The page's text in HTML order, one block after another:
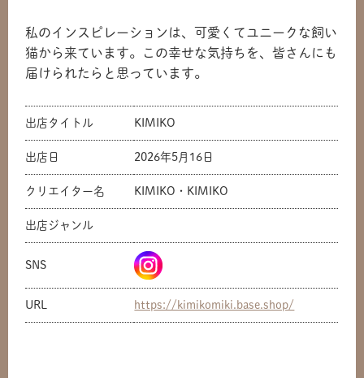
私のインスピレーションは、可愛くてユニークな飼い
猫から来ています。この幸せな気持ちを、皆さんにも
届けられたらと思っています。
出店タイトル KIMIKO
出店日 2026年5月16日
クリエイター名 KIMIKO・KIMIKO
出店ジャンル
SNS
URL https://kimikomiki.base.shop/